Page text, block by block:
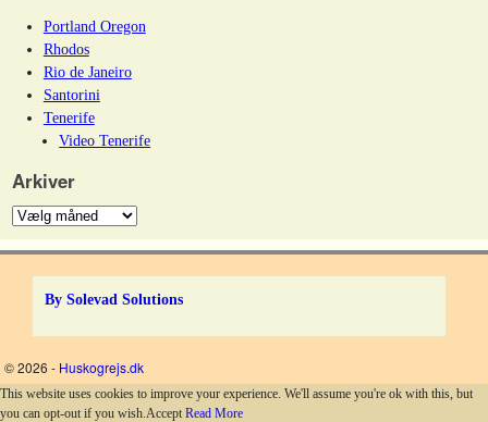
Portland Oregon
Rhodos
Rio de Janeiro
Santorini
Tenerife
Video Tenerife
Arkiver
By Solevad Solutions
© 2026 - Huskogrejs.dk
This website uses cookies to improve your experience. We'll assume you're ok with this, but
you can opt-out if you wish.Accept Read More